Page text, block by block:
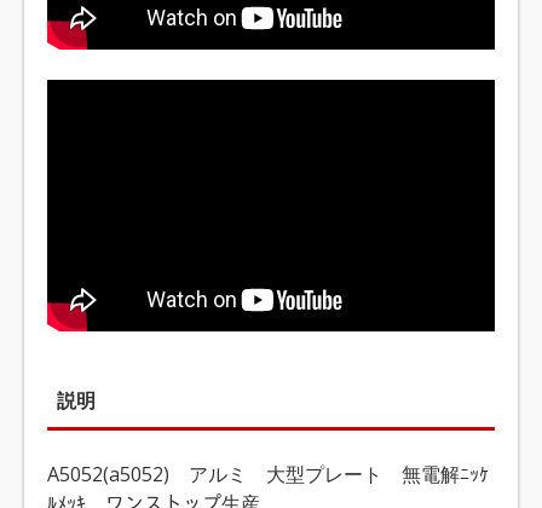
説明
A5052(a5052) アルミ 大型プレート 無電解ﾆｯｹ